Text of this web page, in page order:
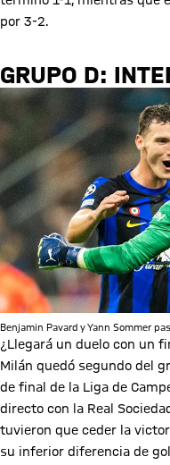
por 3-2.
GRUPO D:
Benjamin Pavard y Yann Sommer
¿Llegará un duelo con un
Milán quedó segundo del
de final de la Liga de
directo con la Real
tuvieron que ceder la
su inferior diferencia de